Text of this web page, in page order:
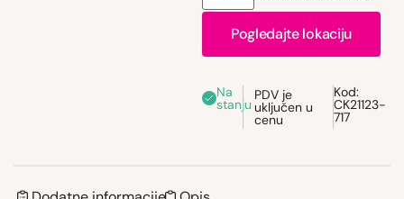
Pogledajte lokaciju
Na
stanju
PDV je
uključen u
cenu
Kod:
CK21123-
717